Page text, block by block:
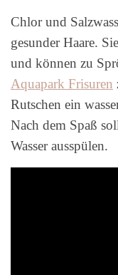
Chlor und
gesunder Haare.
und können zu
Aquapark Frisuren
Rutschen ein
Nach dem Spaß
Wasser ausspülen.